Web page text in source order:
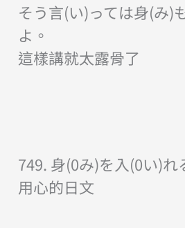
そう言(い)っては身(み)
よ。
這樣講就太露骨了
749. 身(0み)を入(0い)れ
用心的日文